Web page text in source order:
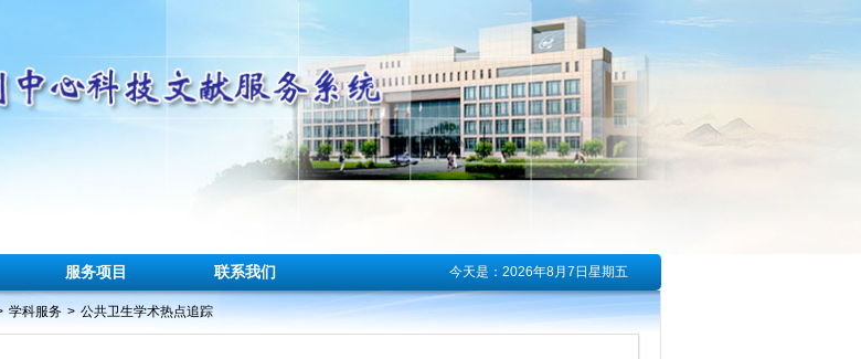
服务项目 联系我们 今天是： 2026年8月7日星期五
学科服务 > 公共卫生学术热点追踪